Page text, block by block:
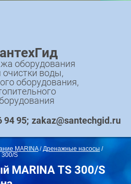
оборудования
очистки воды,
оборудования,
94 95 zakaz@santechgid.ru
MARINA / Дренажные насосы /
300/S
MARINA TS 300/S